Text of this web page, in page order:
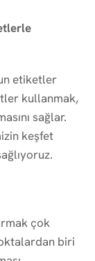
etiketler
kullanmak,
sağlar.
keşfet
çok
biri